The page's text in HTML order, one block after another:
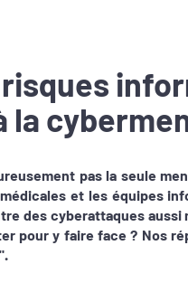
risques
la
pas la seule
et les équipes
des cyberattaques aussi
pour y faire face ? Nos